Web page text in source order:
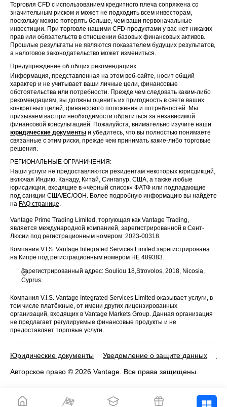
Торговля CFD с использованием кредитного плеча сопряжена со
значительным риском и может не подходить всем инвесторам,
поскольку можно потерять больше, чем ваши первоначальные
инвестиции. При торговле нашими CFD-продуктами у вас нет никаких
прав или обязательств в отношении базовых финансовых активов.
Прошлые результаты не являются показателем будущих результатов,
а налоговое законодательство может измениться.
Предупреждение об общих рекомендациях:
Информация, представленная на этом веб-сайте, носит общий
характер и не учитывает ваши личные цели, финансовые
обстоятельства или потребности. Прежде чем следовать каким-либо
рекомендациям, вы должны оценить их пригодность в свете ваших
конкретных целей, финансового положения и потребностей. Мы
призываем вас при необходимости обратиться за независимой
финансовой консультацией. Пожалуйста, внимательно изучите наши
юридические документы и убедитесь, что вы полностью понимаете
связанные с этим риски, прежде чем принимать какие-либо торговые
решения.
РЕГИОНАЛЬНЫЕ ОГРАНИЧЕНИЯ:
Наши услуги не предоставляются резидентам некоторых юрисдикций,
включая Индию, Канаду, Китай, Сингапур, США, а также любые
юрисдикции, входящие в «чёрный список» ФАТФ или подпадающие
под санкции США/ЕС/ООН. Более подробную информацию вы найдёте
на FAQ странице.
Vantage Prime Trading Limited, торгующая как Vantage Trading,
является международной компанией, зарегистрированной в Сент-
Люсии под регистрационным номером: 2023-00318.
Компания V.I.S. Vantage Integrated Services Limited зарегистрирована
на Кипре под регистрационным номером HE 489383.
Зарегистрированный адрес: Souliou 18,Strovolos, 2018, Nicosia,
Cyprus.
Компания V.I.S. Vantage Integrated Services Limited оказывает услуги, в
том числе платёжные, от имени других лицензированных
организаций, входящих в Vantage Markets Group. Данная организация
не предлагает регулируемые финансовые продукты и не
предоставляет торговые услуги.
Юридические документы Уведомление о защите данных
Авторское право © 2026 Vantage. Все права защищены.